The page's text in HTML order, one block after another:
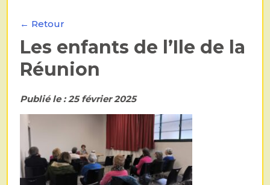
← Retour
Les enfants de l’Ile de la
Réunion
Publié le : 25 février 2025